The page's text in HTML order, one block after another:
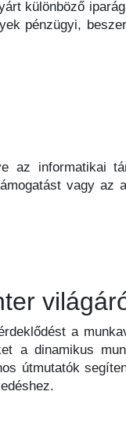
különböző
pénzügyi,
az informatikai
vagy az
a
a dinamikus
útmutatók